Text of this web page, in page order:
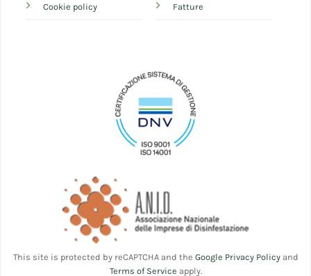
Cookie policy Fatture
This site is protected by reCAPTCHA and the Google Privacy Policyand
Terms of Service apply.